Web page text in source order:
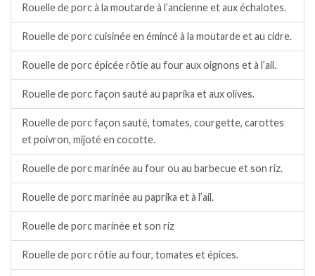
Rouelle de porc à la moutarde à l’ancienne et aux échalotes.
Rouelle de porc cuisinée en émincé à la moutarde et au cidre.
Rouelle de porc épicée rôtie au four aux oignons et à l’ail.
Rouelle de porc façon sauté au paprika et aux olives.
Rouelle de porc façon sauté, tomates, courgette, carottes
et poivron, mijoté en cocotte.
Rouelle de porc marinée au four ou au barbecue et son riz.
Rouelle de porc marinée au paprika et à l’ail.
Rouelle de porc marinée et son riz
Rouelle de porc rôtie au four, tomates et épices.